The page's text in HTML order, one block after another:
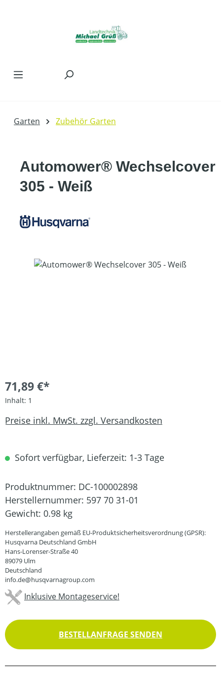
Garten Zubehör Garten
Automower® Wechselcover
305 - Weiß
Bildergalerie überspringen
71,89 €*
Inhalt: 1
Preise inkl. MwSt. zzgl. Versandkosten
Sofort verfügbar, Lieferzeit: 1-3 Tage
Produktnummer: DC-100002898
Herstellernummer: 597 70 31-01
Gewicht: 0.98 kg
Herstellerangaben gemäß EU-Produktsicherheitsverordnung (GPSR):
Husqvarna Deutschland GmbH
Hans-Lorenser-Straße 40
89079 Ulm
Deutschland
info.de@husqvarnagroup.com
Inklusive Montageservice!
BESTELLANFRAGE SENDEN